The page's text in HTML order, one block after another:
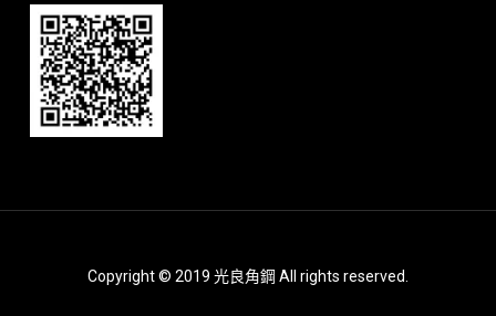
Copyright © 2019 光良角鋼 All rights reserved.